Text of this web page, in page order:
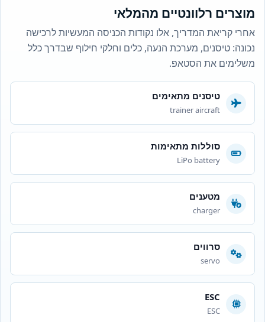
מוצרים רלוונטיים מהמלאי
אחרי קריאת המדריך, אלו נקודות הכניסה המעשיות לרכישה
נכונה: טיסנים, מערכת הנעה, כלים וחלקי חילוף שבדרך כלל
משלימים את הסטאפ.
טיסנים מתאימים
trainer aircraft
סוללות מתאימות
LiPo battery
מטענים
charger
סרווים
servo
ESC
ESC